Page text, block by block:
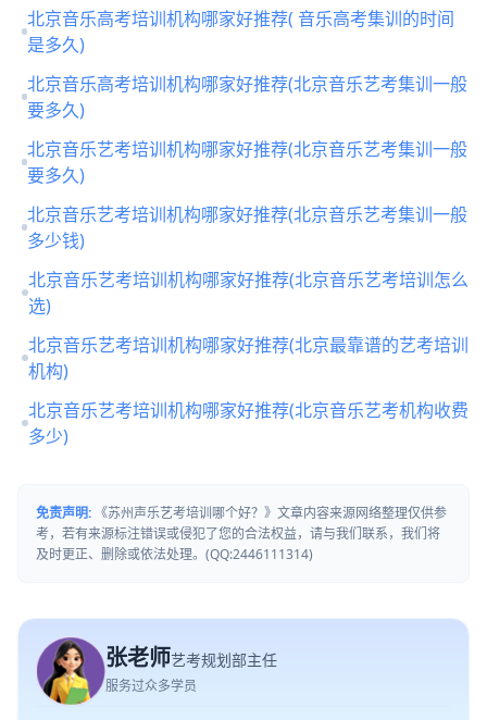
北京音乐高考培训机构哪家好推荐( 音乐高考集训的时间
是多久)
北京音乐高考培训机构哪家好推荐(北京音乐艺考集训一般
要多久)
北京音乐艺考培训机构哪家好推荐(北京音乐艺考集训一般
要多久)
北京音乐艺考培训机构哪家好推荐(北京音乐艺考集训一般
多少钱)
北京音乐艺考培训机构哪家好推荐(北京音乐艺考培训怎么
选)
北京音乐艺考培训机构哪家好推荐(北京最靠谱的艺考培训
机构)
北京音乐艺考培训机构哪家好推荐(北京音乐艺考机构收费
多少)
免责声明: 《苏州声乐艺考培训哪个好？》文章内容来源网络整理仅供参
考，若有来源标注错误或侵犯了您的合法权益，请与我们联系，我们将
及时更正、删除或依法处理。(QQ:2446111314)
张老师艺考规划部主任
服务过众多学员